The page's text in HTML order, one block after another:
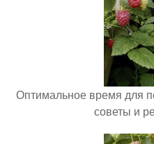
Оптимальное время для
советы и